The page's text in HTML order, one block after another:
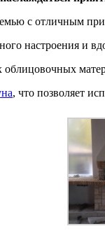
с отличным
настроения и
, что позволяет